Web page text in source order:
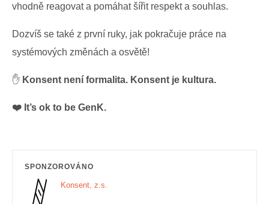
vhodně reagovat a pomáhat šířit respekt a souhlas.
Dozvíš se také z první ruky, jak pokračuje práce na
systémových změnách a osvětě!
✋ Konsent není formalita. Konsent je kultura.
❤️‍ It’s ok to be GenK.
SPONZOROVÁNO
Konsent, z.s.